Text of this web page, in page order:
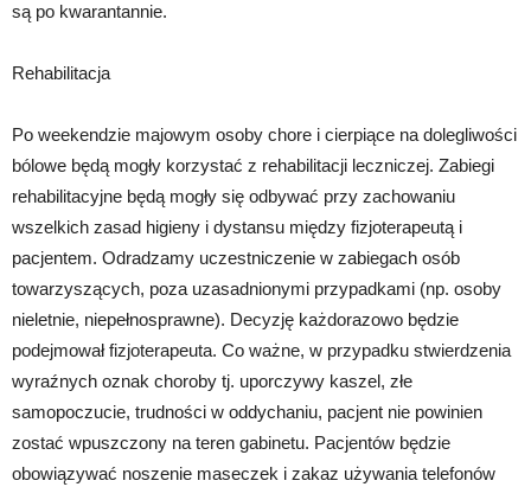
są po kwarantannie.
Rehabilitacja
Po weekendzie majowym osoby chore i cierpiące na dolegliwości
bólowe będą mogły korzystać z rehabilitacji leczniczej. Zabiegi
rehabilitacyjne będą mogły się odbywać przy zachowaniu
wszelkich zasad higieny i dystansu między fizjoterapeutą i
pacjentem. Odradzamy uczestniczenie w zabiegach osób
towarzyszących, poza uzasadnionymi przypadkami (np. osoby
nieletnie, niepełnosprawne). Decyzję każdorazowo będzie
podejmował fizjoterapeuta. Co ważne, w przypadku stwierdzenia
wyraźnych oznak choroby tj. uporczywy kaszel, złe
samopoczucie, trudności w oddychaniu, pacjent nie powinien
zostać wpuszczony na teren gabinetu. Pacjentów będzie
obowiązywać noszenie maseczek i zakaz używania telefonów